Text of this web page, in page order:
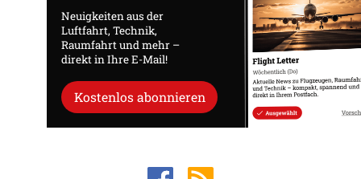
Neuigkeiten aus der
Luftfahrt, Technik,
Raumfahrt und mehr –
direkt in Ihre E-Mail!
Kostenlos abonnieren